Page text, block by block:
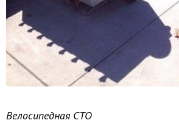
Велосипедная СТО